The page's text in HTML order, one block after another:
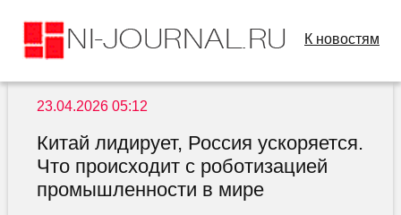
К новостям
23.04.2026 05:12
Китай лидирует, Россия ускоряется.
Что происходит с роботизацией
промышленности в мире